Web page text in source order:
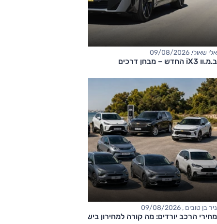
אלי שאולי, 09/08/2026
ב.מ.וו iX3 החדש – מבחן דרכים
ניר בן טובים , 09/08/2026
מחירי הרכב יורדים: מה קורה למחירון בישראל?